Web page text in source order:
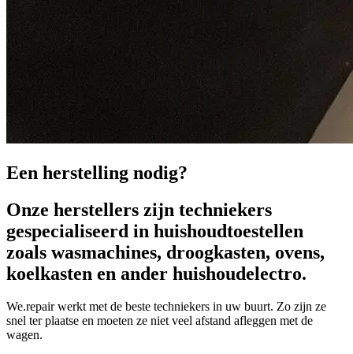
Een herstelling nodig?
Onze herstellers zijn techniekers
gespecialiseerd in huishoudtoestellen
zoals wasmachines, droogkasten, ovens,
koelkasten en ander huishoudelectro.
We.repair werkt met de beste techniekers in uw buurt. Zo zijn ze
snel ter plaatse en moeten ze niet veel afstand afleggen met de
wagen.